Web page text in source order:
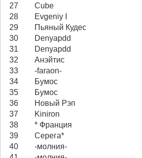
27
Cube
28
Evgeniy I
29
Пьяный Кудес
30
Denyapdd
31
Denyapdd
32
Анэйтис
33
-faraon-
34
Бумос
35
Бумос
36
Новый Рэп
37
Kiniron
38
* Франция
39
Серега*
40
-молния-